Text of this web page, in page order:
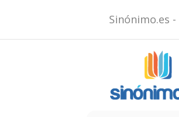
Sinónimo.es -